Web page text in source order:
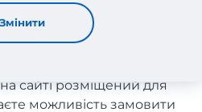
Змінити
та аксесуари з
сайті розміщений для
можливість замовити